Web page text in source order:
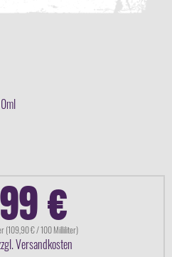
€
(109,90 € / 100 Milliliter)
Versandkosten